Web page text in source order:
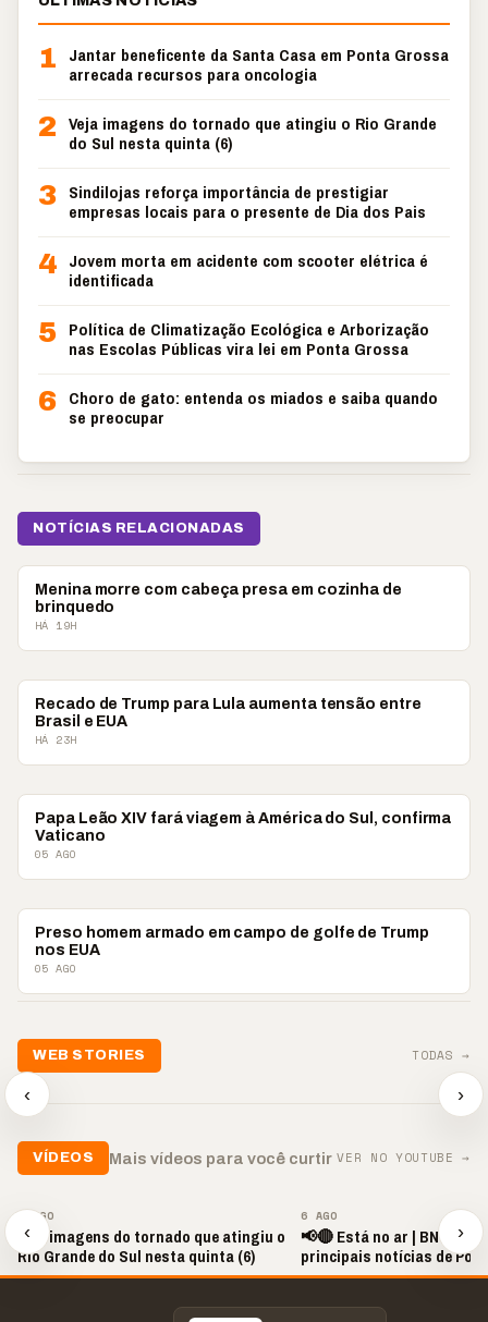
1
Jantar beneficente da Santa Casa em Ponta Grossa
arrecada recursos para oncologia
2 Veja imagens do tornado que atingiu o Rio Grande
do Sul nesta quinta (6)
3 Sindilojas reforça importância de prestigiar
empresas locais para o presente de Dia dos Pais
4 Jovem morta em acidente com scooter elétrica é
identificada
5 Política de Climatização Ecológica e Arborização
nas Escolas Públicas vira lei em Ponta Grossa
6 Choro de gato: entenda os miados e saiba quando
se preocupar
NOTÍCIAS RELACIONADAS
MUNDO
Menina morre com cabeça presa em cozinha de
brinquedo
HÁ 19H
MUNDO
Recado de Trump para Lula aumenta tensão entre
Brasil e EUA
HÁ 23H
MUNDO
Papa Leão XIV fará viagem à América do Sul, confirma
Vaticano
05 AGO
MUNDO
Preso homem armado em campo de golfe de Trump
nos EUA
05 AGO
WEB STORIES TODAS →
‹
🛍️ Atendimento ainda é
o diferencial nas vendas
🔥 “O
custar
›
VÍDEOS Mais vídeos para você curtir VER NO YOUTUBE →
‹
7 AGO
Veja imagens do tornado que atingiu o
Rio Grande do Sul nesta quinta (6)
6 AGO
📢🔴 Está no ar | BNT
principais notícias de
região!
›